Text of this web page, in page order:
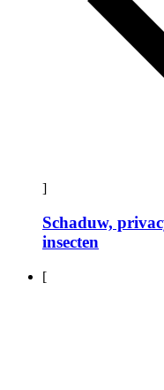
]
Schaduw,
insecten
[